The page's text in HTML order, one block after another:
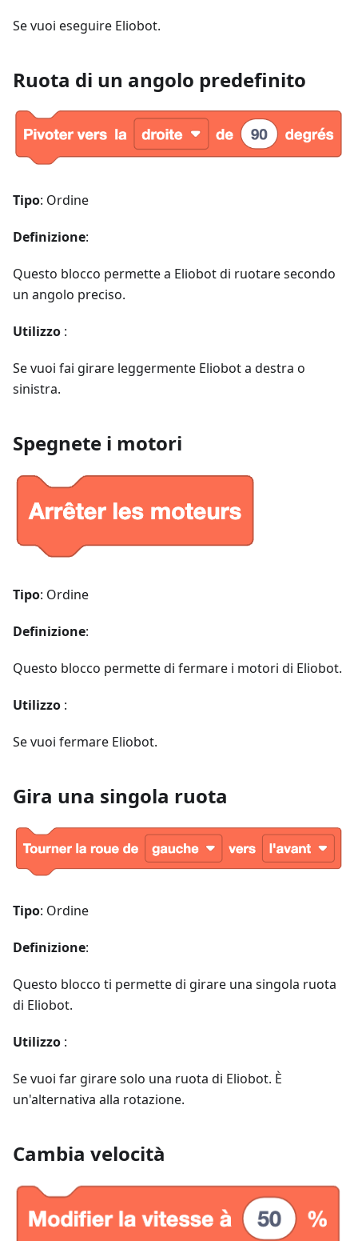
Se vuoi eseguire Eliobot.
Ruota di un angolo predefinito
Tipo: Ordine
Definizione:
Questo blocco permette a Eliobot di ruotare secondo
un angolo preciso.
Utilizzo :
Se vuoi fai girare leggermente Eliobot a destra o
sinistra.
Spegnete i motori
Tipo: Ordine
Definizione:
Questo blocco permette di fermare i motori di Eliobot.
Utilizzo :
Se vuoi fermare Eliobot.
Gira una singola ruota
Tipo: Ordine
Definizione:
Questo blocco ti permette di girare una singola ruota
di Eliobot.
Utilizzo :
Se vuoi far girare solo una ruota di Eliobot. È
un'alternativa alla rotazione.
Cambia velocità